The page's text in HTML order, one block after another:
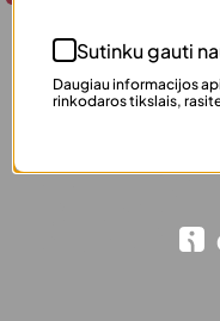
Sutinku gauti
Daugiau informacijos
rinkodaros tikslais,